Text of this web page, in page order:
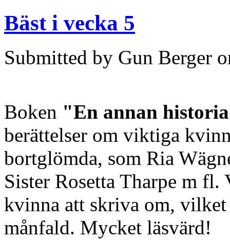
Bäst i vecka 5
Submitted by Gun Berger
Boken "En annan
berättelser om viktiga
bortglömda, som Ria
Sister Rosetta Tharpe m
kvinna att skriva om,
månfald. Mycket läsvärd!